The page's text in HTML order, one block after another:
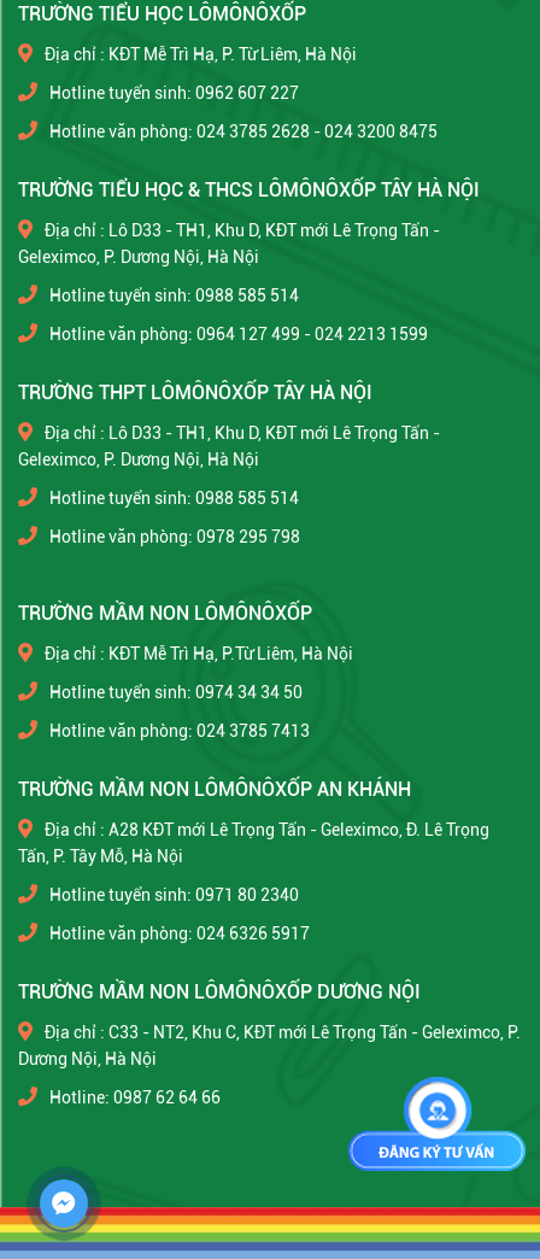
TRƯỜNG TIỂU HỌC LÔMÔNÔXỐP
Địa chỉ : KĐT Mễ Trì Hạ, P. Từ Liêm, Hà Nội
Hotline tuyển sinh: 0962 607 227
Hotline văn phòng: 024 3785 2628 - 024 3200 8475
TRƯỜNG TIỂU HỌC & THCS LÔMÔNÔXỐP TÂY HÀ NỘI
Địa chỉ : Lô D33 - TH1, Khu D, KĐT mới Lê Trọng Tấn -
Geleximco, P. Dương Nội, Hà Nội
Hotline tuyển sinh: 0988 585 514
Hotline văn phòng: 0964 127 499 - 024 2213 1599
TRƯỜNG THPT LÔMÔNÔXỐP TÂY HÀ NỘI
Địa chỉ : Lô D33 - TH1, Khu D, KĐT mới Lê Trọng Tấn -
Geleximco, P. Dương Nội, Hà Nội
Hotline tuyển sinh: 0988 585 514
Hotline văn phòng: 0978 295 798
TRƯỜNG MẦM NON LÔMÔNÔXỐP
Địa chỉ : KĐT Mễ Trì Hạ, P.Từ Liêm, Hà Nội
Hotline tuyển sinh: 0974 34 34 50
Hotline văn phòng: 024 3785 7413
TRƯỜNG MẦM NON LÔMÔNÔXỐP AN KHÁNH
Địa chỉ : A28 KĐT mới Lê Trọng Tấn - Geleximco, Đ. Lê Trọng
Tấn, P. Tây Mỗ, Hà Nội
Hotline tuyển sinh: 0971 80 2340
Hotline văn phòng: 024 6326 5917
TRƯỜNG MẦM NON LÔMÔNÔXỐP DƯƠNG NỘI
Địa chỉ : C33 - NT2, Khu C, KĐT mới Lê Trọng Tấn - Geleximco, P.
Dương Nội, Hà Nội
Hotline: 0987 62 64 66